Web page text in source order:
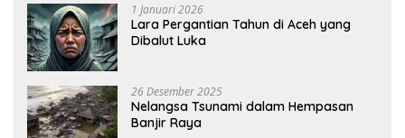
1 Januari 2026
Lara Pergantian Tahun di Aceh yang
Dibalut Luka
26 Desember 2025
Nelangsa Tsunami dalam Hempasan
Banjir Raya